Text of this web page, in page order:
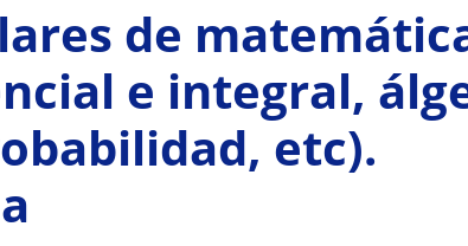
de
e integral,
etc).